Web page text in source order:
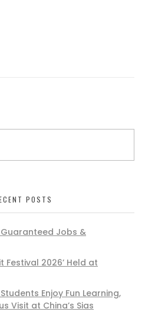
POSTS
Jobs &
Festival 2026’ Held at
Enjoy Fun Learning,
Visit at China’s Sias